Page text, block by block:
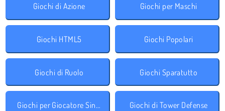
Giochi di Azione Giochi per Maschi
Giochi HTML5 Giochi Popolari
Giochi di Ruolo Giochi Sparatutto
Giochi per Giocatore Singolo Giochi di Tower Defense